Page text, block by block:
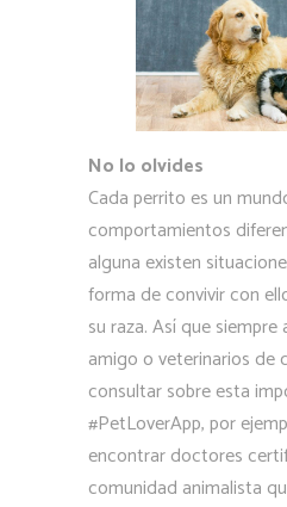
No lo olvides
Cada perrito es un
comportamientos
alguna existen
forma de convivir con
su raza. Así que
amigo o veterinarios de
consultar sobre esta
#PetLoverApp, por
encontrar doctores
comunidad animalista